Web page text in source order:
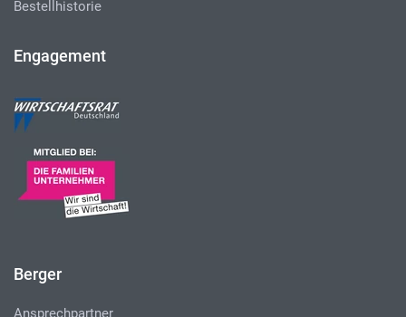
Bestellhistorie
Engagement
Berger
Ansprechpartner